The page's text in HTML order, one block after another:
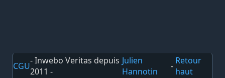
CGU- Inwebo Veritas depuis
2011 -
Julien
Hannotin
- Retour
haut